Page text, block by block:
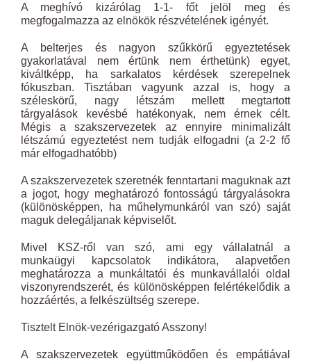
A meghívó kizárólag 1-1- főt jelöl meg és
megfogalmazza az elnökök részvételének igényét.
A belterjes és nagyon szűkkörű egyeztetések
gyakorlatával nem értünk nem érthetünk) egyet,
kiváltképp, ha sarkalatos kérdések szerepelnek
fókuszban. Tisztában vagyunk azzal is, hogy a
széleskörű, nagy létszám mellett megtartott
tárgyalások kevésbé hatékonyak, nem érnek célt.
Mégis a szakszervezetek az ennyire minimalizált
létszámú egyeztetést nem tudják elfogadni (a 2-2 fő
már elfogadhatóbb)
A szakszervezetek szeretnék fenntartani maguknak azt
a jogot, hogy meghatározó fontosságú tárgyalásokra
(különösképpen, ha műhelymunkáról van szó) saját
maguk delegáljanak képviselőt.
Mivel KSZ-ről van szó, ami egy vállalatnál a
munkaügyi kapcsolatok indikátora, alapvetően
meghatározza a munkáltatói és munkavállalói oldal
viszonyrendszerét, és különösképpen felértékelődik a
hozzáértés, a felkészültség szerepe.
Tisztelt Elnök-vezérigazgató Asszony!
A szakszervezetek együttműködően és empátiával